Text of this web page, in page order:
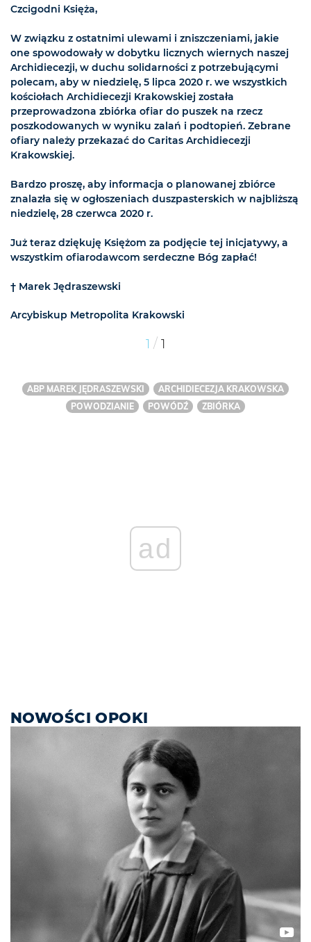
Czcigodni Księża,
W związku z ostatnimi ulewami i zniszczeniami, jakie
one spowodowały w dobytku licznych wiernych naszej
Archidiecezji, w duchu solidarności z potrzebującymi
polecam, aby w niedzielę, 5 lipca 2020 r. we wszystkich
kościołach Archidiecezji Krakowskiej została
przeprowadzona zbiórka ofiar do puszek na rzecz
poszkodowanych w wyniku zalań i podtopień. Zebrane
ofiary należy przekazać do Caritas Archidiecezji
Krakowskiej.
Bardzo proszę, aby informacja o planowanej zbiórce
znalazła się w ogłoszeniach duszpasterskich w najbliższą
niedzielę, 28 czerwca 2020 r.
Już teraz dziękuję Księżom za podjęcie tej inicjatywy, a
wszystkim ofiarodawcom serdeczne Bóg zapłać!
† Marek Jędraszewski
Arcybiskup Metropolita Krakowski
1 / 1
ABP MAREK JĘDRASZEWSKI
ARCHIDIECEZJA KRAKOWSKA
POWODZIANIE
POWÓDŹ ZBIÓRKA
ad
NOWOŚCI OPOKI